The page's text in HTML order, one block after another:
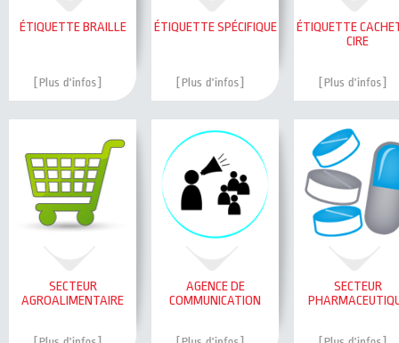
ÉTIQUETTE BRAILLE ÉTIQUETTE SPÉCIFIQUE
ÉTIQUETTE
CIRE
SECTEUR
AGROALIMENTAIRE
AGENCE DE
COMMUNICATION
SECTEUR